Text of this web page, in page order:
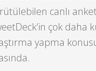
canlı
çok daha
yapma